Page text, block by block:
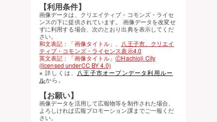
【利用条件】
画像データは、クリエイティブ・コモンズ・ライセ
ンスの下に提供されています。 画像データを改変せ
ずに利用する場合、次のとおり出典を表示してくだ
さい。
和文表記：「画像タイトル」、 八王子市、クリエイ
ティブ・コモンズ・ライセンス表示4.0
英文表記：「画像タイトル」ⒸHachioji City
(licensed underCC BY 4.0)
※ 詳しくは、
八王子市オープンデータ利用ルー
ルから。
【お願い】
画像データを活用して広報物等を制作された場合、
よろしければ広報プロモーション課までご一報くだ
さい。